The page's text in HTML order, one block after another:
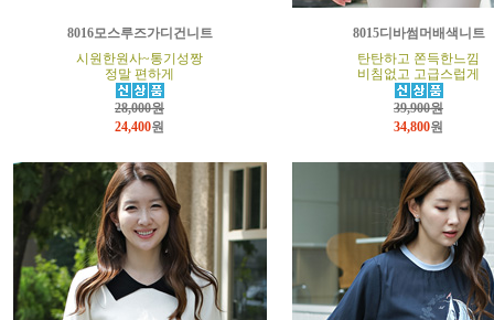
8016모스루즈가디건니트
시원한원사~통기성짱
정말 편하게
28,000원
24,400원
8015디바썸머배색니트
탄탄하고 쫀득한느낌
비침없고 고급스럽게
39,900원
34,800원